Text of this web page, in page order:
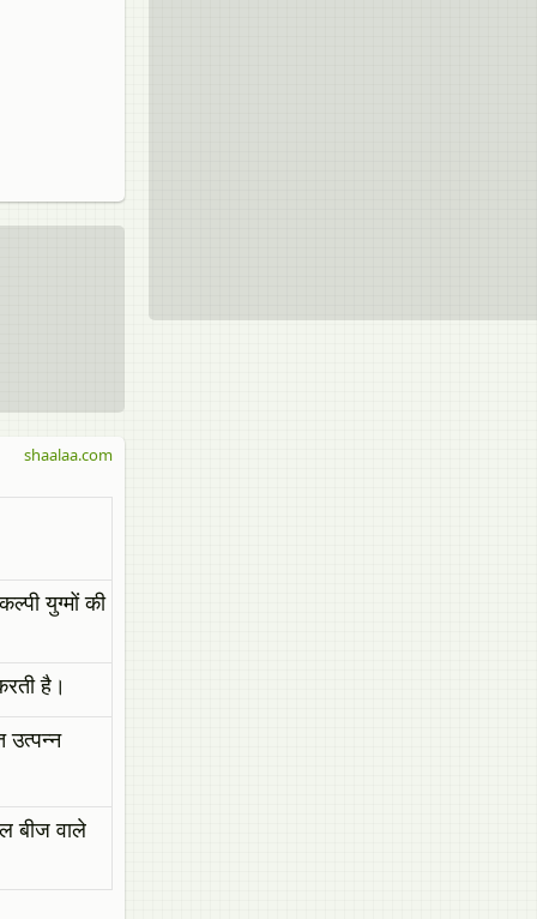
युग्मों की
है।
उत्पन्न
बीज वाले
shaalaa.com